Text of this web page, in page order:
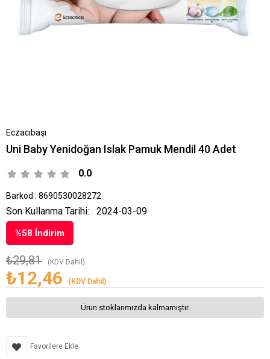
Eczacıbaşı
Uni Baby Yenidoğan Islak Pamuk Mendil 40 Adet
0.0
Barkod : 8690530028272
%58 İndirim
₺29,81 (KDV Dahil)
₺12,46 (KDV Dahil)
Son Kullanma Tarihi: 2024-03-09
Ürün stoklarımızda kalmamıştır.
Favorilere Ekle